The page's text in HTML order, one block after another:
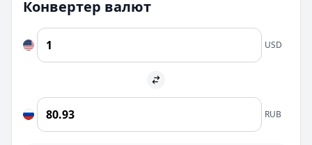
Конвертер валют
USD
RUB